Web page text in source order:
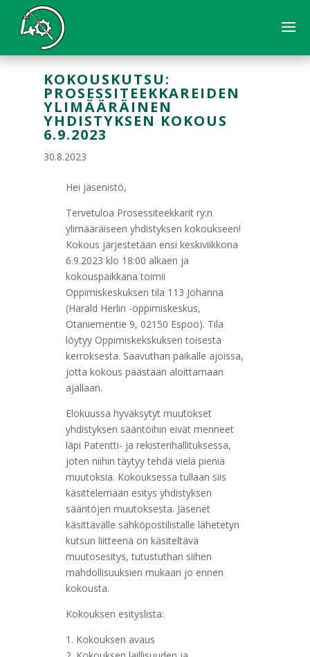
KOKOUSKUTSU:
PROSESSITEEKKAREIDEN
YLIMÄÄRÄINEN
YHDISTYKSEN KOKOUS
6.9.2023
30.8.2023
Hei jäsenistö,
Tervetuloa Prosessiteekkarit ry:n
ylimääräiseen yhdistyksen kokoukseen!
Kokous järjestetään ensi keskiviikkona
6.9.2023 klo 18:00 alkaen ja
kokouspaikkana toimii
Oppimiskeskuksen tila 113 Johanna
(Harald Herlin -oppimiskeskus,
Otaniementie 9, 02150 Espoo). Tila
löytyy Oppimiskekskuksen toisesta
kerroksesta. Saavuthan paikalle ajoissa,
jotta kokous päästään aloittamaan
ajallaan.
Elokuussa hyväksytyt muutokset
yhdistyksen sääntöihin eivät menneet
läpi Patentti- ja rekisterihallituksessa,
joten niihin täytyy tehdä vielä pieniä
muutoksia. Kokouksessa tullaan siis
käsittelemään esitys yhdistyksen
sääntöjen muutoksesta. Jäsenet
käsittävälle sähköpostilistalle lähetetyn
kutsun liitteenä on käsiteltävä
muutosesitys, tutustuthan siihen
mahdollisuuksien mukaan jo ennen
kokousta.
Kokouksen esityslista:
1. Kokouksen avaus